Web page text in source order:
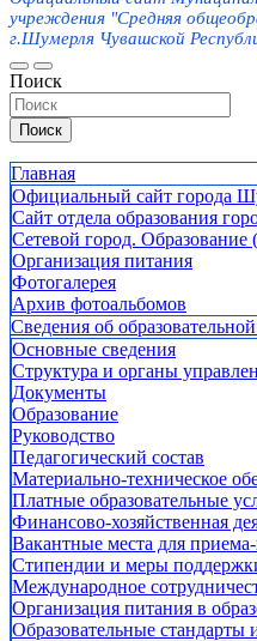
учреждения "Средняя
г.Шумерля Чувашской
Поиск
Поиск
Главная
Официальный сайт города
Сайт отдела образования
Сетевой город. Образование
Организация питания
Фотогалерея
Архив фотоальбомов
Сведения об
Основные сведения
Структура и органы
Документы
Образование
Руководство
Педагогический состав
Материально-техническое
Платные образовательные
Финансово-хозяйственная
Вакантные места для
Стипендии и меры
Международное
Организация питания в
Образовательные стандарты